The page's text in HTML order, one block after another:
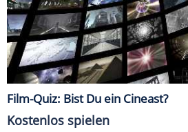
Film-Quiz: Bist Du ein Cineast?
Kostenlos spielen